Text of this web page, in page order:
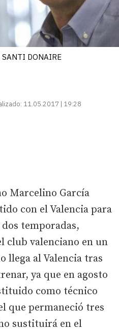
DONAIRE
11.05.2017 | 19:28
Marcelino García
con el Valencia para
temporadas,
club valenciano en un
llega al Valencia tras
ya que en agosto
como técnico
que permaneció tres
sustituirá en el